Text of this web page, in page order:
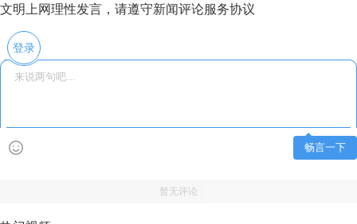
文明上网理性发言，请遵守新闻评论服务协议
登录
畅言一下
暂无评论